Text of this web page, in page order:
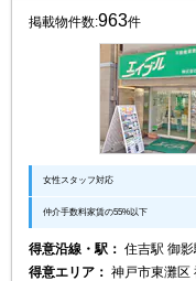
掲載物件数:963件
女性スタッフ対応
仲介手数料家賃の55%以下
得意沿線・駅： 住吉駅 御
得意エリア： 神戸市東灘区